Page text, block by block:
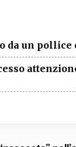
da un pollice